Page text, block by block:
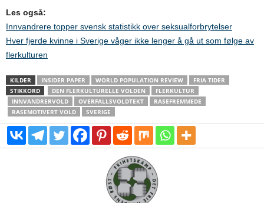
Les også:
Innvandrere topper svensk statistikk over seksualforbrytelser
Hver fjerde kvinne i Sverige våger ikke lenger å gå ut som følge av
flerkulturen
KILDER INSIDER PAPER WORLD POPULATION REVIEW
FRIA TIDER
STIKKORD
DEN FLERKULTURELLE VOLDEN
FLERKULTUR
INNVANDRERVOLD
OVERFALLSVOLDTEKT
RASEFREMMEDE
RASEMOTIVERT VOLD
SVERIGE